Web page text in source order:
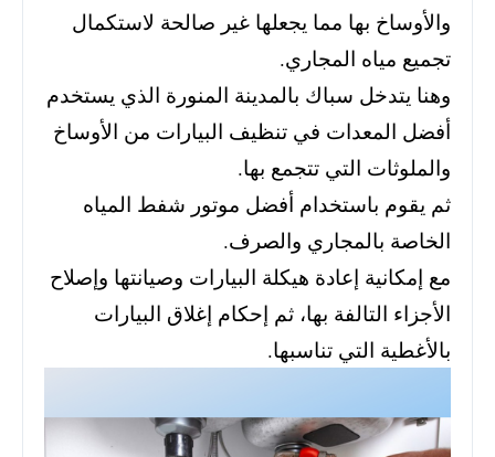
والأوساخ بها مما يجعلها غير صالحة لاستكمال
تجميع مياه المجاري.
وهنا يتدخل سباك بالمدينة المنورة الذي يستخدم
أفضل المعدات في تنظيف البيارات من الأوساخ
والملوثات التي تتجمع بها.
ثم يقوم باستخدام أفضل موتور شفط المياه
الخاصة بالمجاري والصرف.
مع إمكانية إعادة هيكلة البيارات وصيانتها وإصلاح
الأجزاء التالفة بها، ثم إحكام إغلاق البيارات
بالأغطية التي تناسبها.